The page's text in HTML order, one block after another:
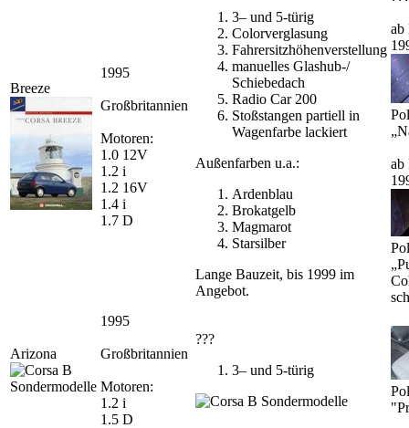
Breeze
1995
Großbritannien
Motoren:
1.0 12V
1.2 i
1.2 16V
1.4 i
1.7 D
3– und 5-türig
Colorverglasung
Fahrersitzhöhenverstellung
manuelles Glashub-/
Schiebedach
Radio Car 200
Stoßstangen partiell in
Wagenfarbe lackiert
Außenfarben u.a.:
Ardenblau
Brokatgelb
Magmarot
Starsilber
Lange Bauzeit, bis 1999 im
Angebot.
ab
ab
Arizona
1995
Großbritannien
Motoren:
1.2 i
1.5 D
???
3– und 5-türig